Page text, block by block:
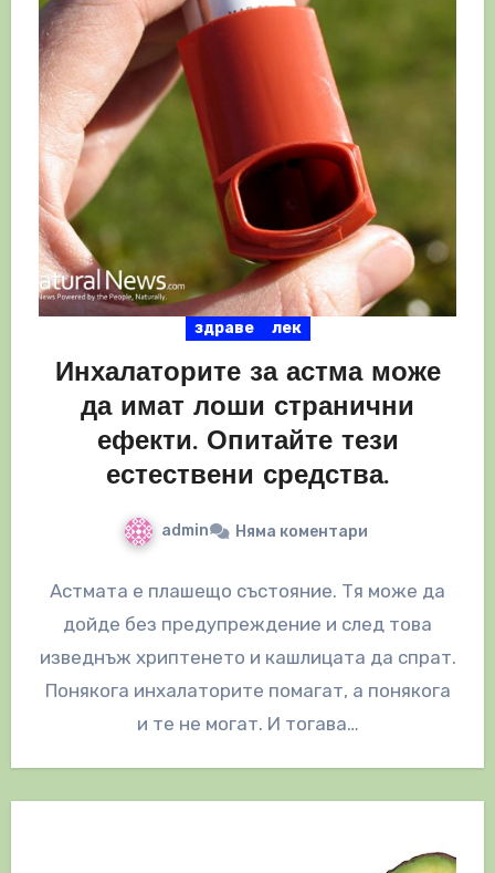
здраве лек
Инхалаторите за астма може
да имат лоши странични
ефекти. Опитайте тези
естествени средства.
admin Няма коментари
Астмата е плашещо състояние. Тя може да
дойде без предупреждение и след това
изведнъж хриптенето и кашлицата да спрат.
Понякога инхалаторите помагат, а понякога
и те не могат. И тогава…